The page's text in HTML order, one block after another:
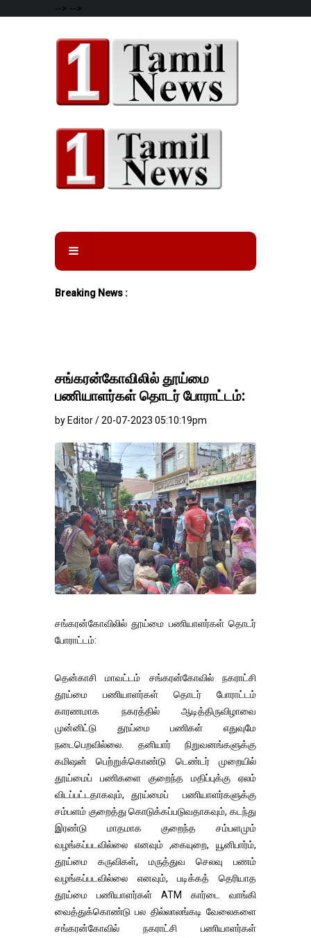
--> -->
Breaking News :
சங்கரன்கோவிலில் தூய்மை
பணியாளர்கள் தொடர் போராட்டம்:
by Editor / 20-07-2023 05:10:19pm
சங்கரன்கோவிலில் தூய்மை பணியாளர்கள் தொடர்
போராட்டம்:
தென்காசி மாவட்டம் சங்கரன்கோவில் நகராட்சி
தூய்மை பணியாளர்கள் தொடர் போராட்டம்
காரணமாக நகரத்தில் ஆடித்திருவிழாவை
முன்னிட்டு தூய்மை பணிகள் எதுவுமே
நடைபெறவில்லை. தனியார் நிறுவனங்களுக்கு
கமிஷன் பெற்றுக்கொண்டு டெண்டர் முறையில்
தூய்மைப் பணிகளை குறைந்த மதிப்புக்கு ஏலம்
விடப்பட்டதாகவும், தூய்மைப் பணியாளர்களுக்கு
சம்பளம் குறைத்து கொடுக்கப்படுவதாகவும், கடந்து
இரண்டு மாதமாக குறைந்த சம்பளமும்
வழங்கப்படவில்லை எனவும் ,கையுறை, யூனிபார்ம்,
தூய்மை கருவிகள், மருத்துவ செலவு பணம்
வழங்கப்படவில்லை எனவும், படிக்கத் தெரியாத
தூய்மை பணியாளர்கள் ATM கார்டை வாங்கி
வைத்துக்கொண்டு பல தில்லாலங்கடி வேலைகளை
சங்கரன்கோவில் நகராட்சி பணியாளர்கள்